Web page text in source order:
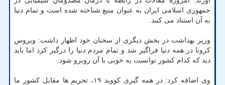
جمهوری اسلامی ایران به عنوان منبع شناخته شده است و تمام دنیا
به آن استناد می کنند.
وزیر بهداشت در بخش دیگری از سخنان خود اظهار داشت: ویروس
کرونا در همه دنیا فراگیر شد و تمام مردم دنیا را درگیر کرد اما باید
دید که کدام کشور توانست به خوبی با آن روبرو شود.
وی اضافه کرد: در همه گیری کووید ۱۹، تحریم ها مقابل کشور ما